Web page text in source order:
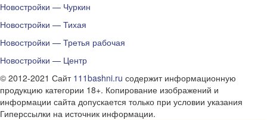
Новостройки — Чуркин
Новостройки — Тихая
Новостройки — Третья рабочая
Новостройки — Центр
© 2012-2021 Сайт 111bashni.ru содержит информационную
продукцию категории 18+. Копирование изображений и
информации сайта допускается только при условии указания
Гиперссылки на источник информации.